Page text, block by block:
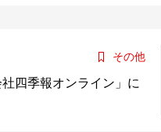
その他
四季報オンライン」に